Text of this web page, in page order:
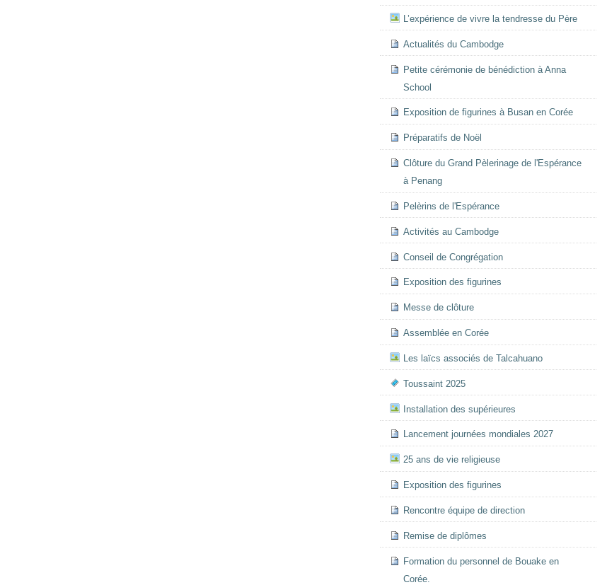
L’expérience de vivre la tendresse du Père
Actualités du Cambodge
Petite cérémonie de bénédiction à Anna
School
Exposition de figurines à Busan en Corée
Préparatifs de Noël
Clôture du Grand Pèlerinage de l'Espérance
à Penang
Pelèrins de l'Espérance
Activités au Cambodge
Conseil de Congrégation
Exposition des figurines
Messe de clôture
Assemblée en Corée
Les laïcs associés de Talcahuano
Toussaint 2025
Installation des supérieures
Lancement journées mondiales 2027
25 ans de vie religieuse
Exposition des figurines
Rencontre équipe de direction
Remise de diplômes
Formation du personnel de Bouake en
Corée.